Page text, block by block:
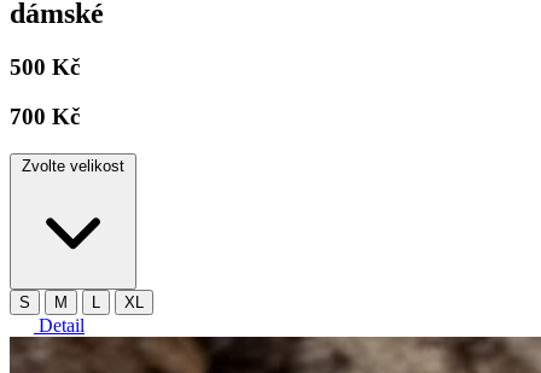
dámské
500 Kč
700 Kč
Zvolte velikost
S M L XL
Detail